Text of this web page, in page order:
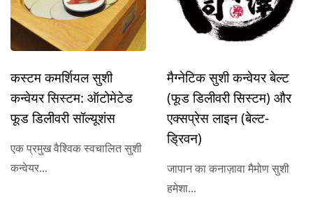
कस्टम कमर्शियल सुशी
कन्वेयर सिस्टम: ऑटोमेटेड
फूड डिलीवरी सॉल्यूशंस
एक प्रमुख वैश्विक स्वचालित सुशी
कन्वेयर...
मैग्नेटिक सुशी कन्वेयर बेल्ट
(फूड डिलीवरी सिस्टम) और
एक्सप्रेस लाइन (बेल्ट-
ड्रिवन)
जापान का कनाज़ावा मैमोण सुशी
हमेशा...